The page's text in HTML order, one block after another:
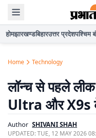
होमझारखण्डबिहारउत्तर प्रदेशपश्चिम
Home Technology
लॉन्च से पहले
Ultra और X9s
Author SHIVANI SHAH
UPDATED:TUE, 12 MAY 2026